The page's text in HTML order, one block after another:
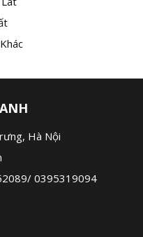
Hà Nội
/ 0395319094